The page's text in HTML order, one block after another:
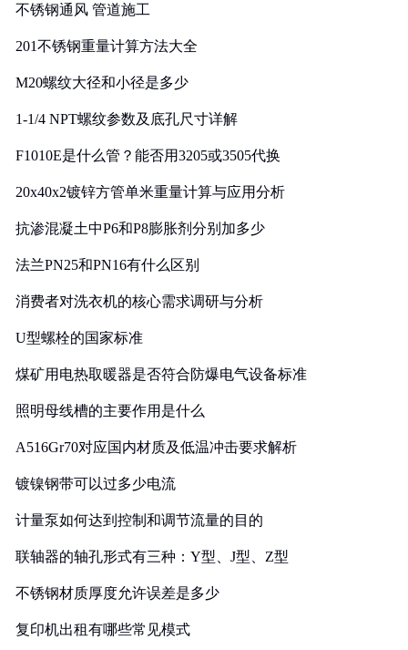
不锈钢通风 管道施工
201不锈钢重量计算方法大全
M20螺纹大径和小径是多少
1-1/4 NPT螺纹参数及底孔尺寸详解
F1010E是什么管？能否用3205或3505代换
20x40x2镀锌方管单米重量计算与应用分析
抗渗混凝土中P6和P8膨胀剂分别加多少
法兰PN25和PN16有什么区别
消费者对洗衣机的核心需求调研与分析
U型螺栓的国家标准
煤矿用电热取暖器是否符合防爆电气设备标准
照明母线槽的主要作用是什么
A516Gr70对应国内材质及低温冲击要求解析
镀镍钢带可以过多少电流
计量泵如何达到控制和调节流量的目的
联轴器的轴孔形式有三种：Y型、J型、Z型
不锈钢材质厚度允许误差是多少
复印机出租有哪些常见模式